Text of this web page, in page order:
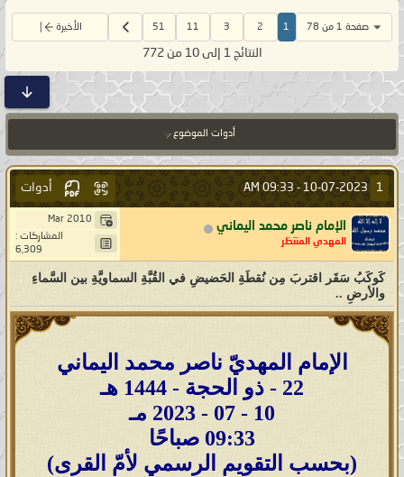
صفحة 1 من 78 1
2
3
11
51 الأخيرة
النتائج 1 إلى 10 من 772
أدوات الموضوع
1
10-07-2023 -
09:33 AM أدوات
الإمام ناصر محمد اليماني
المهدي المنتظر
Mar 2010
المشاركات :
6,309
كَوكَبُ سَقَر اقتربَ مِن نُقطَةِ الحَضيضِ في القُبَّةِ السماويَّةِ بين السَّماءِ
والأرضِ ..
الإمام المهديّ ناصر محمد اليماني
22 - ذو الحجة - 1444 هـ
10 - 07 - 2023 مـ
09:33 صباحًا
(بحسب التقويم الرسمي لأمّ القرى)